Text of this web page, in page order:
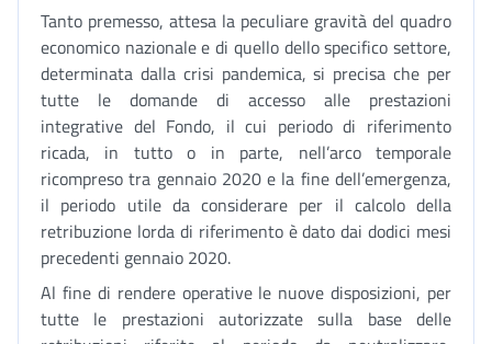
Tanto premesso, attesa la peculiare gravità del quadro
economico nazionale e di quello dello specifico settore,
determinata dalla crisi pandemica, si precisa che per
tutte le domande di accesso alle prestazioni
integrative del Fondo, il cui periodo di riferimento
ricada, in tutto o in parte, nell’arco temporale
ricompreso tra gennaio 2020 e la fine dell’emergenza,
il periodo utile da considerare per il calcolo della
retribuzione lorda di riferimento è dato dai dodici mesi
precedenti gennaio 2020.
Al fine di rendere operative le nuove disposizioni, per
tutte le prestazioni autorizzate sulla base delle